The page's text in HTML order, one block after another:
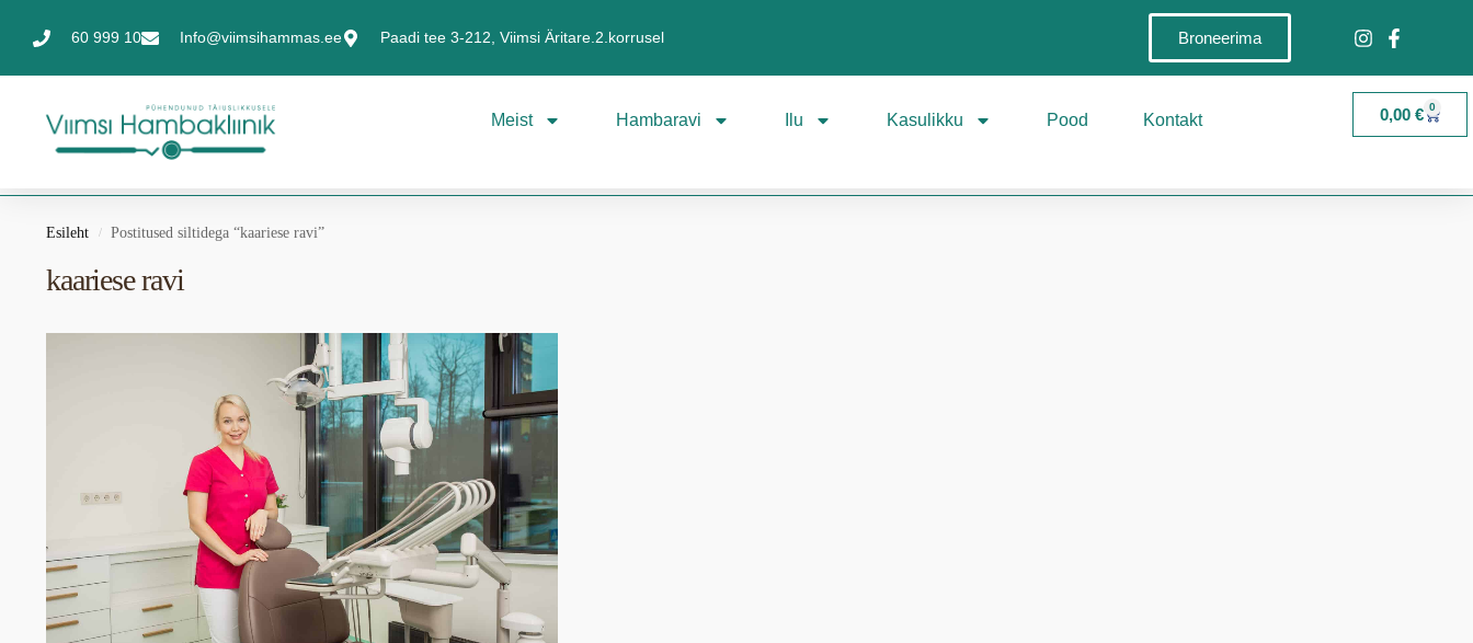
60 999 10 Info@viimsihammas.ee Paadi tee 3-212, Viimsi Äritare.2.korrusel Broneerima
Meist Hambaravi Ilu Kasulikku Pood Kontakt 0,00€ 0
Esileht / Postitused siltidega “kaariese ravi”
kaariese ravi